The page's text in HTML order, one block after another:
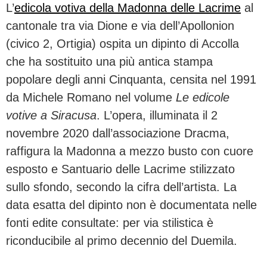
L’edicola votiva della Madonna delle Lacrime al
cantonale tra via Dione e via dell’Apollonion
(civico 2, Ortigia) ospita un dipinto di Accolla
che ha sostituito una più antica stampa
popolare degli anni Cinquanta, censita nel 1991
da Michele Romano nel volume Le edicole
votive a Siracusa. L’opera, illuminata il 2
novembre 2020 dall’associazione Dracma,
raffigura la Madonna a mezzo busto con cuore
esposto e Santuario delle Lacrime stilizzato
sullo sfondo, secondo la cifra dell’artista. La
data esatta del dipinto non è documentata nelle
fonti edite consultate: per via stilistica è
riconducibile al primo decennio del Duemila.